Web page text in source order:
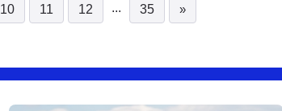
10 11 12 ... 35 »